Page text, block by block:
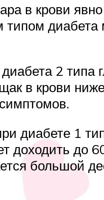
в крови
типом
диабета 2
в крови
диабете 1
доходить до
большой